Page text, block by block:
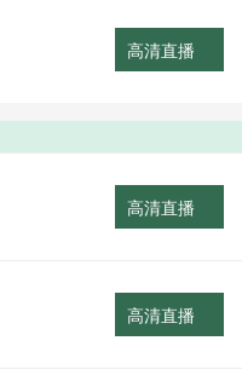
高清直播
高清直播
高清直播